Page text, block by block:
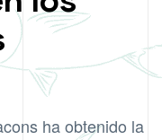
ha obtenido la